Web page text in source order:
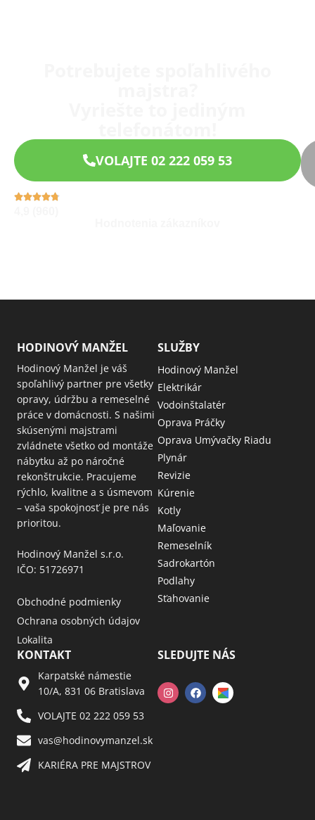
VOLAJTE 02 222 059 53
HODINOVÝ MANŽEL
Hodinový Manžel je váš
spoľahlivý partner pre všetky
opravy, údržbu a remeselné
práce v domácnosti. S našimi
skúsenými majstrami
zvládnete všetko od montáže
nábytku až po náročné
rekonštrukcie. Pracujeme
rýchlo, kvalitne a s úsmevom
– vaša spokojnosť je pre nás
prioritou.
Hodinový Manžel s.r.o.
IČO: 51726971
Obchodné podmienky
Ochrana osobných údajov
Lokalita
SLUŽBY
Hodinový Manžel
Elektrikár
Vodoinštalatér
Oprava Práčky
Oprava Umývačky Riadu
Plynár
Revizie
Kúrenie
Kotly
Maľovanie
Remeselník
Sadrokartón
Podlahy
Sťahovanie
KONTAKT
Karpatské námestie
10/A, 831 06 Bratislava
VOLAJTE 02 222 059 53​
vas@hodinovymanzel.sk​
KARIÉRA PRE MAJSTROV​
SLEDUJTE NÁS